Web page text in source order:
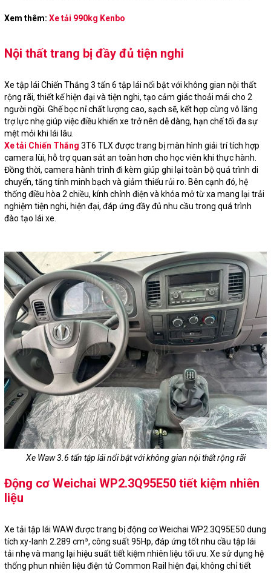
Xem thêm: Xe tải 990kg Kenbo
Nội thất trang bị đầy đủ tiện nghi
Xe tập lái Chiến Thắng 3 tấn 6 tập lái nổi bật với không gian nội thất
rộng rãi, thiết kế hiện đại và tiện nghi, tạo cảm giác thoải mái cho 2
người ngồi. Ghế bọc nỉ chất lượng cao, sạch sẽ, kết hợp cùng vô lăng
trợ lực nhẹ giúp việc điều khiển xe trở nên dễ dàng, hạn chế tối đa sự
mệt mỏi khi lái lâu.
Xe tải Chiến Thắng 3T6 TLX được trang bị màn hình giải trí tích hợp
camera lùi, hỗ trợ quan sát an toàn hơn cho học viên khi thực hành.
Đồng thời, camera hành trình đi kèm giúp ghi lại toàn bộ quá trình di
chuyển, tăng tính minh bạch và giảm thiểu rủi ro. Bên cạnh đó, hệ
thống điều hòa 2 chiều, kính chỉnh điện và khóa mở từ xa mang lại trải
nghiệm tiện nghi, hiện đại, đáp ứng đầy đủ nhu cầu trong quá trình
đào tạo lái xe.
Xe Waw 3.6 tấn tập lái nổi bật với không gian nội thất rộng rãi
Động cơ Weichai WP2.3Q95E50 tiết kiệm nhiên
liệu
Xe tải tập lái WAW được trang bị động cơ Weichai WP2.3Q95E50 dung
tích xy-lanh 2.289 cm³, công suất 95Hp, đáp ứng tốt nhu cầu tập lái
tải nhẹ và mang lại hiệu suất tiết kiệm nhiên liệu tối ưu. Xe sử dụng hệ
thống phun nhiên liệu điện tử Common Rail hiện đại, không chỉ tiết